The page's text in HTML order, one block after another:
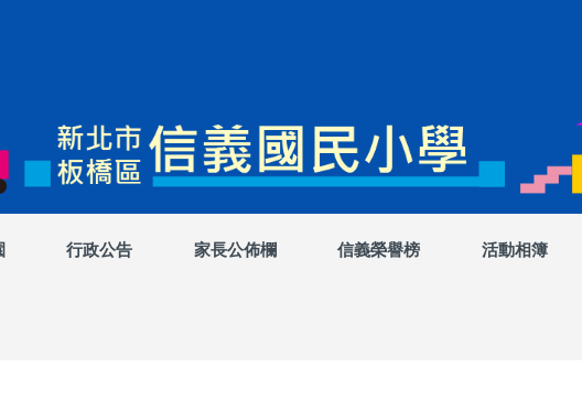
行政公告 家長公佈欄 信義榮譽榜 活動相簿